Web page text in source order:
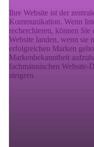
Ihre Website ist der
Kommunikation. Wenn
recherchieren, können Sie
Website landen, wenn sie
erfolgreichen Marken
Markenbekanntheit
fachmännischen Website-
steigern.